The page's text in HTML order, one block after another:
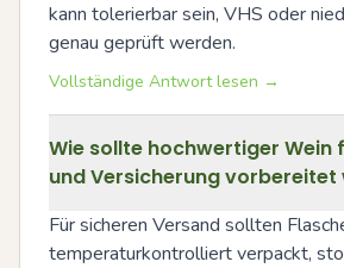
kann tolerierbar sein, VHS oder
genau geprüft werden.
Vollständige Antwort lesen →
Wie sollte hochwertiger Wein
und Versicherung vorbereitet
Für sicheren Versand sollten
temperaturkontrolliert verpackt,